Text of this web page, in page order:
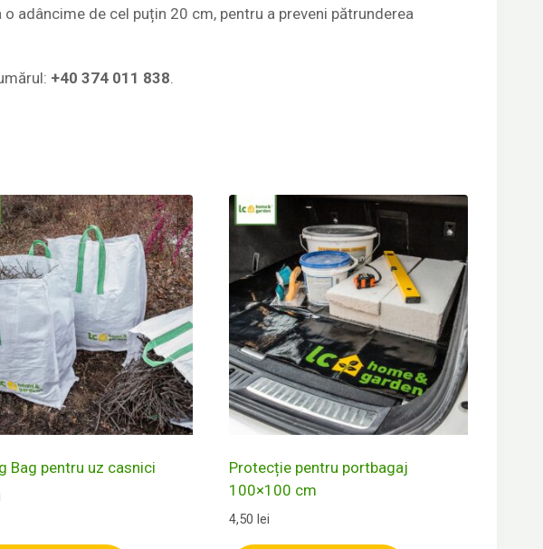
adâncime de cel puțin 20 cm, pentru a preveni pătrunderea
+40 374 011 838.
Bag pentru uz casnici
Protecție pentru portbagaj
100×100 cm
4,50 lei